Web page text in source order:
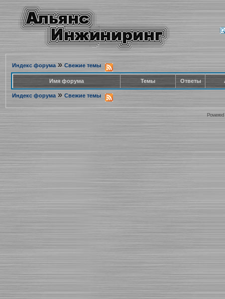
Индекс форума» Свежие темы
Имя форума Темы Ответы
Индекс форума » Свежие темы